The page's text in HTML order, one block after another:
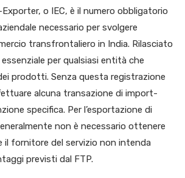
Exporter, o IEC, è il numero obbligatorio
necessario per svolgere
transfrontaliero in India. Rilasciato
essenziale per qualsiasi entità che
prodotti. Senza questa registrazione
alcuna transazione di import-
specifica. Per l’esportazione di
non è necessario ottenere
il fornitore del servizio non intenda
previsti dal FTP.